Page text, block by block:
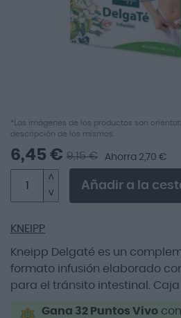
Saltar
al
comienzo
de
galería
de
*Las imágenes de los productos son
descripción de los mismos.
KNEIPP
Kneipp Delgaté es un
formato infusión elaborado
para el tránsito intestinal. Caja
Gana 32 Puntos Vivo
6,45 € 9,15 € Ahorra 2,70 €
Añadir a la